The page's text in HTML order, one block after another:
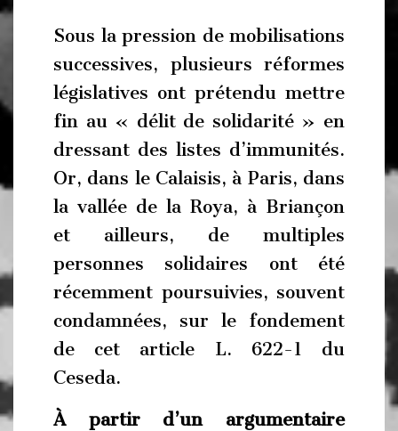
Sous la pression de mobilisations
successives, plusieurs réformes
législatives ont prétendu mettre
fin au « délit de solidarité » en
dressant des listes d’immunités.
Or, dans le Calaisis, à Paris, dans
la vallée de la Roya, à Briançon
et ailleurs, de multiples
personnes solidaires ont été
récemment poursuivies, souvent
condamnées, sur le fondement
de cet article L. 622-1 du
Ceseda.
À partir d’un argumentaire